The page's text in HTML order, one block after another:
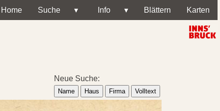
Home Suche ▾ Info ▾ Blättern Karten
Neue Suche:
Name Haus Firma Volltext